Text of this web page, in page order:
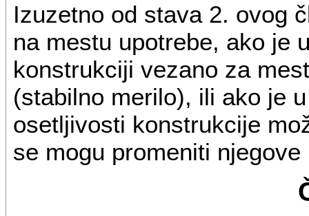
Izuzetno od stava 2. ovog
na mestu upotrebe, ako je
konstrukciji vezano za
(stabilno merilo), ili ako je
osetljivosti konstrukcije
se mogu promeniti